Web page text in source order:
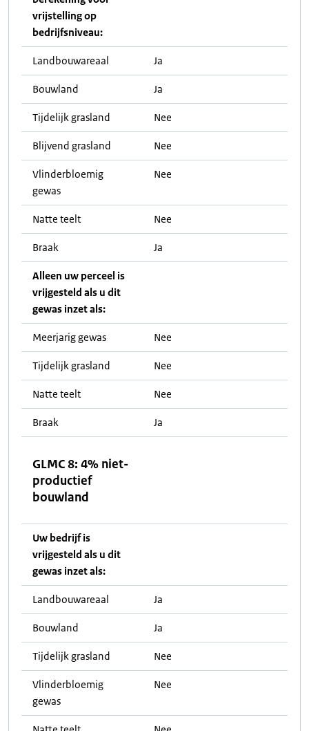
vrijstelling op
bedrijfsniveau:
Landbouwareaal Ja
Bouwland Ja
Tijdelijk grasland Nee
Blijvend grasland Nee
Vlinderbloemig
gewas
Nee
Natte teelt Nee
Braak Ja
Alleen uw perceel is
vrijgesteld als u dit
gewas inzet als:
Meerjarig gewas Nee
Tijdelijk grasland Nee
Natte teelt Nee
Braak Ja
GLMC 8: 4% niet-
productief
bouwland
Uw bedrijf is
vrijgesteld als u dit
gewas inzet als:
Landbouwareaal Ja
Bouwland Ja
Tijdelijk grasland Nee
Vlinderbloemig
gewas
Nee